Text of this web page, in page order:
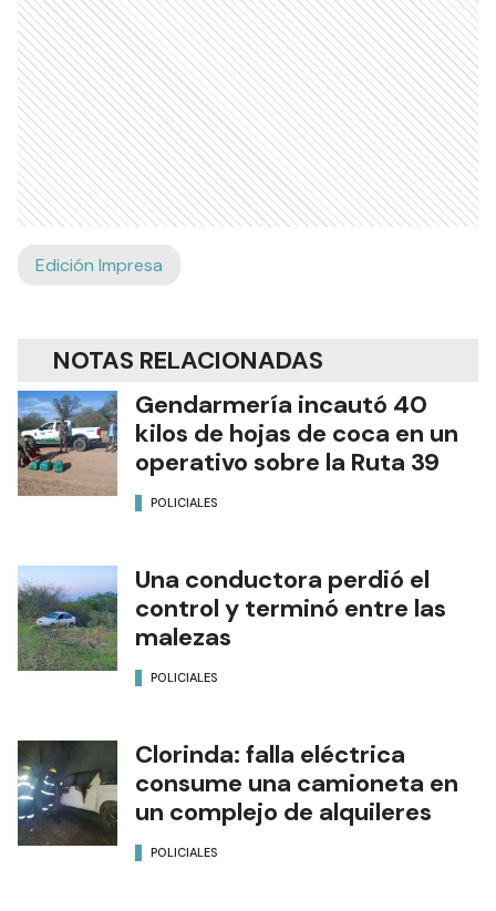
Edición Impresa
NOTAS RELACIONADAS
Gendarmería incautó 40
kilos de hojas de coca en un
operativo sobre la Ruta 39
POLICIALES
Una conductora perdió el
control y terminó entre las
malezas
POLICIALES
Clorinda: falla eléctrica
consume una camioneta en
un complejo de alquileres
POLICIALES